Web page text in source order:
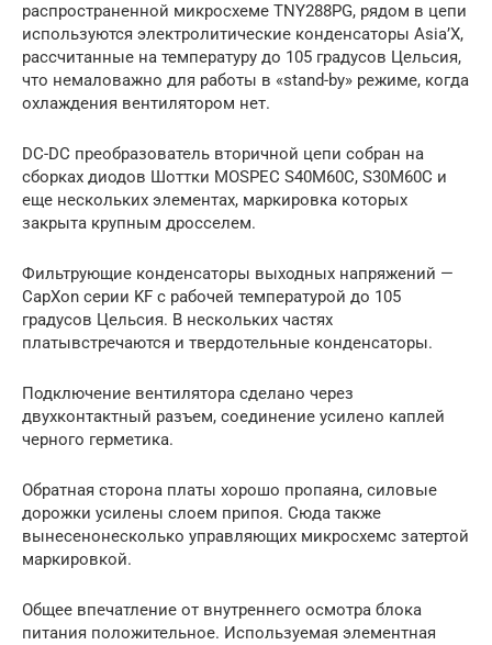
распространенной микросхеме TNY288PG, рядом в цепи
используются электролитические конденсаторы Asia’X,
рассчитанные на температуру до 105 градусов Цельсия,
что немаловажно для работы в «stand-by» режиме, когда
охлаждения вентилятором нет.
DC-DC преобразователь вторичной цепи собран на
сборках диодов Шоттки MOSPEC S40M60C, S30M60C и
еще нескольких элементах, маркировка которых
закрыта крупным дросселем.
Фильтрующие конденсаторы выходных напряжений —
CapXon серии KF с рабочей температурой до 105
градусов Цельсия. В нескольких частях
платывстречаются и твердотельные конденсаторы.
Подключение вентилятора сделано через
двухконтактный разъем, соединение усилено каплей
черного герметика.
Обратная сторона платы хорошо пропаяна, силовые
дорожки усилены слоем припоя. Сюда также
вынесенонесколько управляющих микросхемс затертой
маркировкой.
Общее впечатление от внутреннего осмотра блока
питания положительное. Используемая элементная